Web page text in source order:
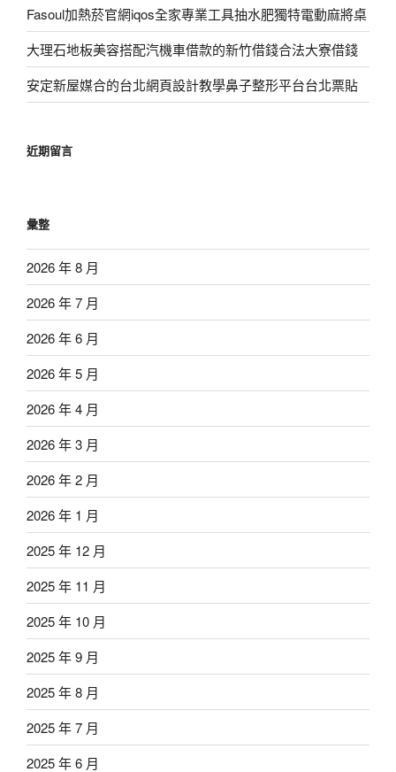
Fasoul加熱菸官網iqos全家專業工具抽水肥獨特電動麻將桌
大理石地板美容搭配汽機車借款的新竹借錢合法大寮借錢
安定新屋媒合的台北網頁設計教學鼻子整形平台台北票貼
近期留言
彙整
2026 年 8 月
2026 年 7 月
2026 年 6 月
2026 年 5 月
2026 年 4 月
2026 年 3 月
2026 年 2 月
2026 年 1 月
2025 年 12 月
2025 年 11 月
2025 年 10 月
2025 年 9 月
2025 年 8 月
2025 年 7 月
2025 年 6 月